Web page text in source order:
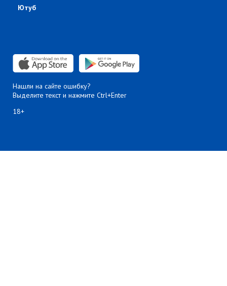
Ютуб
Нашли на сайте ошибку?
Выделите текст и нажмите Ctrl+Enter
18+